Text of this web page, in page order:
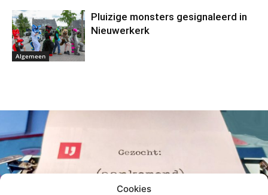
Cookies
Algemeen
Pluizige monsters gesignaleerd in
Nieuwerkerk